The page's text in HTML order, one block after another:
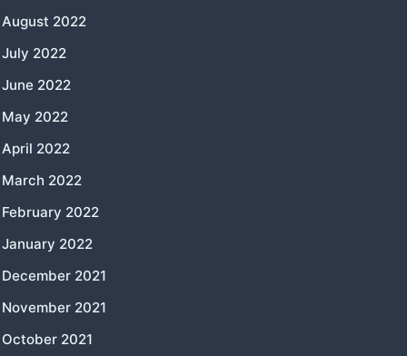
August 2022
July 2022
June 2022
May 2022
April 2022
March 2022
February 2022
January 2022
December 2021
November 2021
October 2021